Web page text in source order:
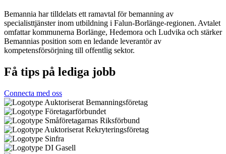
Bemannia har tilldelats ett ramavtal för bemanning av
specialisttjänster inom utbildning i Falun-Borlänge-regionen. Avtalet
omfattar kommunerna Borlänge, Hedemora och Ludvika och stärker
Bemannias position som en ledande leverantör av
kompetensförsörjning till offentlig sektor.
Få tips på lediga jobb
Connecta med oss